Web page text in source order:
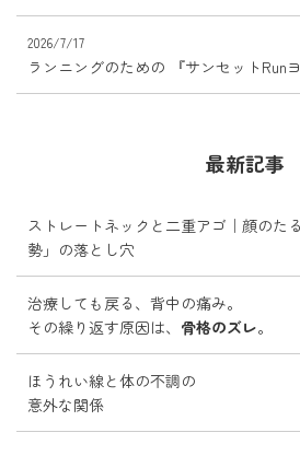
2026/7/17
ランニングのための 『サンセットRun
最新記事
ストレートネックと二重アゴ｜顔のた
勢」の落とし穴
治療しても戻る、背中の痛み。
その繰り返す原因は、 骨格のズレ。
ほうれい線と体の不調の
意外な関係